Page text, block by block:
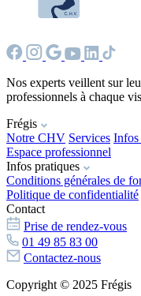
Nos experts veillent sur
professionnels à chaque
Frégis
Notre CHV Services Infos
Espace professionnel
Infos pratiques
Conditions générales de
Politique de confidentialité
Contact
Prise de rendez-vous
01 49 85 83 00
Contactez-nous
Copyright © 2025 Frégis